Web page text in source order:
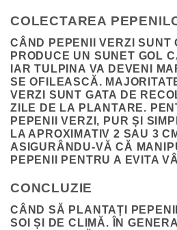
COLECTAREA
CÂND PEPENII VERZI SUNT
PRODUCE UN SUNET GOL
IAR TULPINA VA DEVENI
SE OFILEASCĂ.
VERZI SUNT GATA DE
ZILE DE LA PLANTARE.
PEPENII VERZI, PUR ȘI
LA APROXIMATIV 2 SAU 3
ASIGURÂNDU-VĂ CĂ
PEPENII PENTRU A EVITA
CONCLUZIE
CÂND SĂ PLANTAȚI
SOI ȘI DE CLIMĂ. ÎN